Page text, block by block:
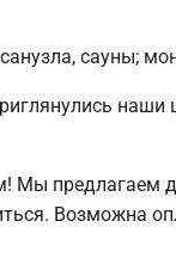
сауны;
Мы предлагаем
Возможна